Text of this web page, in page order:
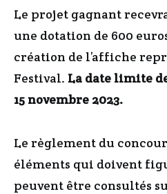
Le projet gagnant
une dotation de 600
création de l’affiche
Festival. La date limite
15 novembre 2023.
Le règlement du
éléments qui doivent
peuvent être consultés